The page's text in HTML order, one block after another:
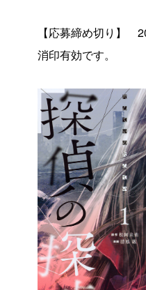
【応募締め切り】
消印有効です。